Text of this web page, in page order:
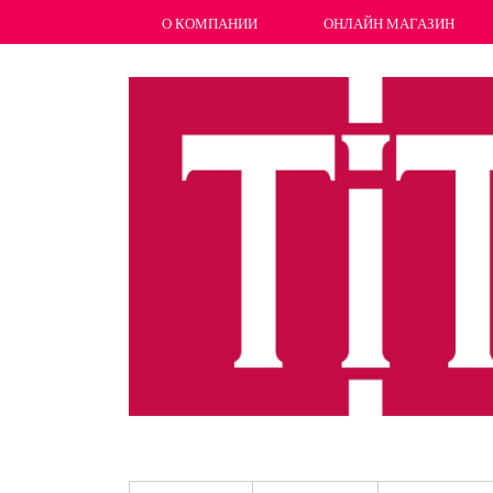
О КОМПАНИИ ОНЛАЙН МАГАЗИН